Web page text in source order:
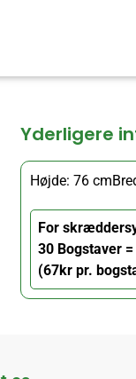
Yderligere
Højde: 76 cm
For
30 Bogstaver
(67kr pr.